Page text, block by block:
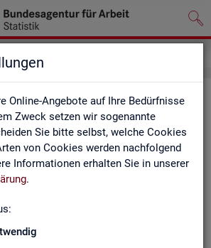
Online-Angebote auf Ihre Bedürfnisse
Zweck setzen wir sogenannte
Sie bitte selbst, welche Cookies
von Cookies werden nachfolgend
Informationen erhalten Sie in unserer
.
Ar­beits­mark­tes und der Grund­si­che­